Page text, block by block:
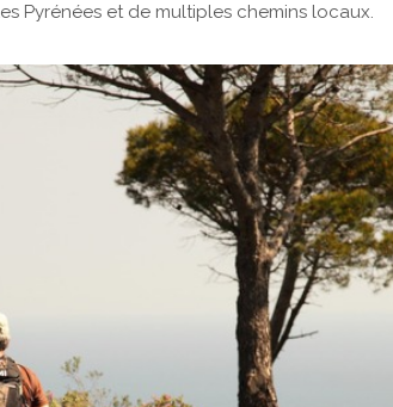
Pyrénées et de multiples chemins locaux.